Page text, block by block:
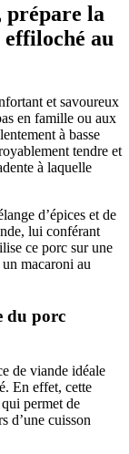
prépare la
au
et savoureux
en famille ou aux
à basse
tendre et
à laquelle
d’épices et de
lui conférant
ce porc sur une
macaroni au
du porc
de viande idéale
En effet, cette
permet de
d’une cuisson